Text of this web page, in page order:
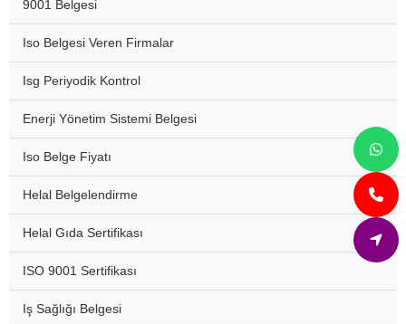
9001 Belgesi
Iso Belgesi Veren Firmalar
Isg Periyodik Kontrol
Enerji Yönetim Sistemi Belgesi
Iso Belge Fiyatı
Helal Belgelendirme
Helal Gıda Sertifikası
ISO 9001 Sertifikası
Iş Sağlığı Belgesi